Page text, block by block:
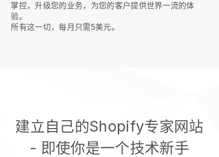
掌控，升级您的业务，为您的客户提供世界一流的体
验。
所有这一切，每月只需5美元。
建立自己的Shopify专家网站
- 即使你是一个技术新手